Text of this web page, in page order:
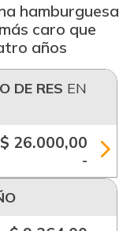
hamburguesa
caro que
años
DE RES EN
$ 26.000,00
-